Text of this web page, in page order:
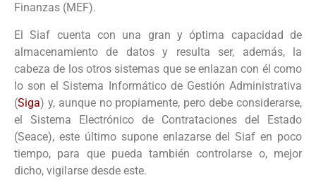
Finanzas (MEF).
El Siaf cuenta con una gran y óptima capacidad de
almacenamiento de datos y resulta ser, además, la
cabeza de los otros sistemas que se enlazan con él como
lo son el Sistema Informático de Gestión Administrativa
(Siga) y, aunque no propiamente, pero debe considerarse,
el Sistema Electrónico de Contrataciones del Estado
(Seace), este último supone enlazarse del Siaf en poco
tiempo, para que pueda también controlarse o, mejor
dicho, vigilarse desde este.